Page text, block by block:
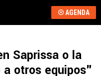
AGENDA
Saprissa o la
otros equipos"